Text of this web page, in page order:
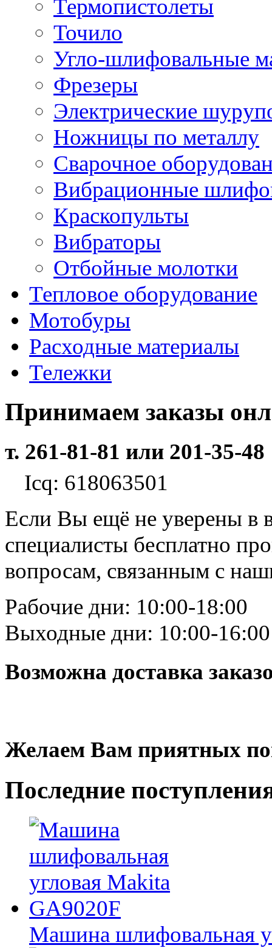
Термопистолеты
Точило
Угло-шлифовальные
Фрезеры
Электрические
Ножницы по металлу
Сварочное
Вибрационные
Краскопульты
Вибраторы
Отбойные молотки
Тепловое оборудование
Мотобуры
Расходные материалы
Тележки
Принимаем заказы
т. 261-81-81 или 201-35-48
Icq: 618063501
Если Вы ещё не уверены в
специалисты бесплатно
вопросам, связанным с
Рабочие дни: 10:00-18:00
Выходные дни: 10:00-16:00
Возможна доставка
Желаем Вам приятных
Последние
Машина шлифовальная